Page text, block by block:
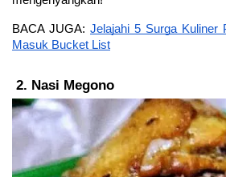
BACA JUGA: Jelajahi 5 Surga Kuliner
Masuk Bucket List
Nasi Megono